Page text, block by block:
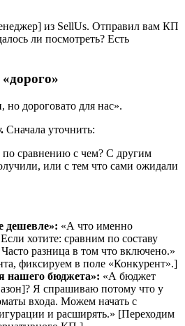
из SellUs. Отправил вам КП
ли посмотреть? Есть
дороговато для нас».
Сначала уточнить:
сравнению с чем? С другим
или с тем что сами ожидали
дешевле»: «А что именно
хотите: сравним по составу
разница в том что включено.»
фиксируем в поле «Конкурент».]
нашего бюджета»: «А бюджет
Я спрашиваю потому что у
входа. Можем начать с
и расширять.» [Переходим